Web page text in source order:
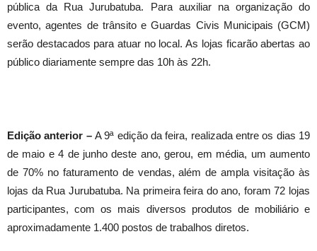
pública da Rua Jurubatuba. Para auxiliar na organização do
evento, agentes de trânsito e Guardas Civis Municipais (GCM)
serão destacados para atuar no local. As lojas ficarão abertas ao
público diariamente sempre das 10h às 22h.
Edição anterior –A 9ª edição da feira, realizada entre os dias 19
de maio e 4 de junho deste ano, gerou, em média, um aumento
de 70% no faturamento de vendas, além de ampla visitação às
lojas da Rua Jurubatuba. Na primeira feira do ano, foram 72 lojas
participantes, com os mais diversos produtos de mobiliário e
aproximadamente 1.400 postos de trabalhos diretos.